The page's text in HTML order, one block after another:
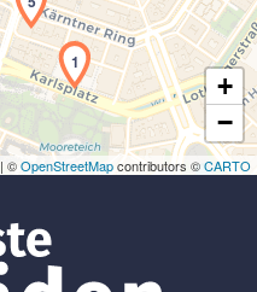
1
+
−
| ©OpenStreetMapcontributors ©CARTO